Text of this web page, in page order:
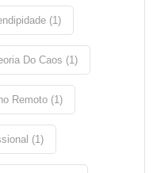
(1)
Do Caos (1)
Remoto (1)
(1)